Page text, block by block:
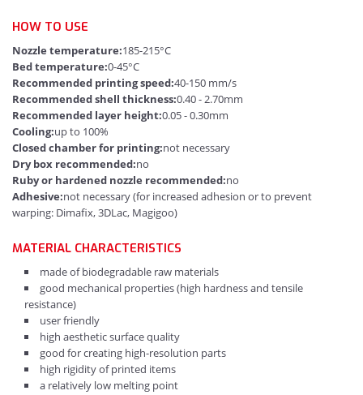
HOW TO USE
Nozzle temperature:185-215°C
Bed temperature:0-45°C
Recommended printing speed:40-150 mm/s
Recommended shell thickness:0.40 - 2.70mm
Recommended layer height:0.05 - 0.30mm
Cooling:up to 100%
Closed chamber for printing:not necessary
Dry box recommended:no
Ruby or hardened nozzle recommended:no
Adhesive:not necessary (for increased adhesion or to prevent
warping: Dimafix, 3DLac, Magigoo)
MATERIAL CHARACTERISTICS
made of biodegradable raw materials
good mechanical properties (high hardness and tensile
resistance)
user friendly
high aesthetic surface quality
good for creating high-resolution parts
high rigidity of printed items
a relatively low melting point